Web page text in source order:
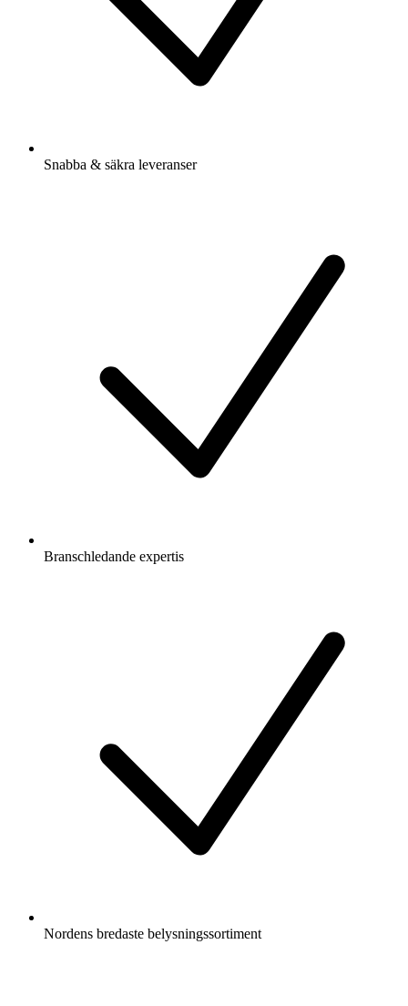
Snabba & säkra leveranser
Branschledande expertis
Nordens bredaste belysningssortiment